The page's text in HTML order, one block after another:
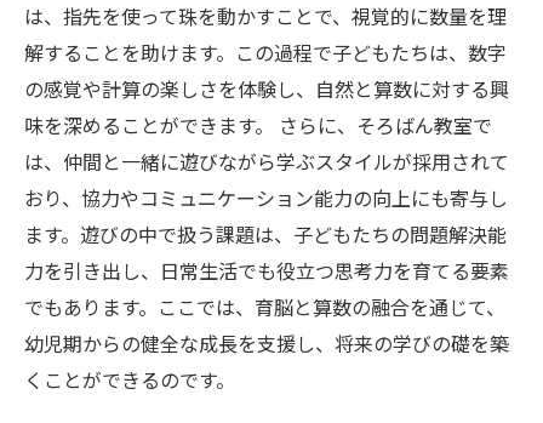
は、指先を使って珠を動かすことで、視覚的に数量を理
解することを助けます。この過程で子どもたちは、数字
の感覚や計算の楽しさを体験し、自然と算数に対する興
味を深めることができます。 さらに、そろばん教室で
は、仲間と一緒に遊びながら学ぶスタイルが採用されて
おり、協力やコミュニケーション能力の向上にも寄与し
ます。遊びの中で扱う課題は、子どもたちの問題解決能
力を引き出し、日常生活でも役立つ思考力を育てる要素
でもあります。ここでは、育脳と算数の融合を通じて、
幼児期からの健全な成長を支援し、将来の学びの礎を築
くことができるのです。